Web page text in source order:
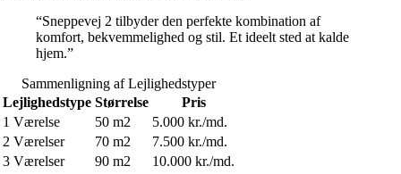
“Sneppevej 2 tilbyder den perfekte kombination af
komfort, bekvemmelighed og stil. Et ideelt sted at kalde
hjem.”
Sammenligning af Lejlighedstyper
Lejlighedstype Størrelse
Pris
1 Værelse
50 m2
5.000 kr./md.
2 Værelser
70 m2
7.500 kr./md.
3 Værelser
90 m2 10.000 kr./md.